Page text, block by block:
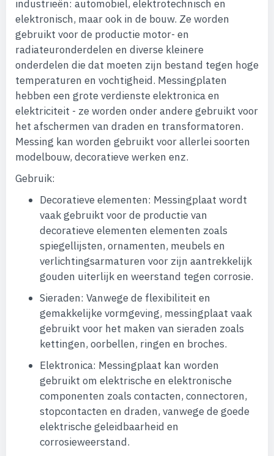
industrieën: automobiel, elektrotechnisch en
elektronisch, maar ook in de bouw. Ze worden
gebruikt voor de productie motor- en
radiateuronderdelen en diverse kleinere
onderdelen die dat moeten zijn bestand tegen hoge
temperaturen en vochtigheid. Messingplaten
hebben een grote verdienste elektronica en
elektriciteit - ze worden onder andere gebruikt voor
het afschermen van draden en transformatoren.
Messing kan worden gebruikt voor allerlei soorten
modelbouw, decoratieve werken enz.
Gebruik:
Decoratieve elementen: Messingplaat wordt
vaak gebruikt voor de productie van
decoratieve elementen elementen zoals
spiegellijsten, ornamenten, meubels en
verlichtingsarmaturen voor zijn aantrekkelijk
gouden uiterlijk en weerstand tegen corrosie.
Sieraden: Vanwege de flexibiliteit en
gemakkelijke vormgeving, messingplaat vaak
gebruikt voor het maken van sieraden zoals
kettingen, oorbellen, ringen en broches.
Elektronica: Messingplaat kan worden
gebruikt om elektrische en elektronische
componenten zoals contacten, connectoren,
stopcontacten en draden, vanwege de goede
elektrische geleidbaarheid en
corrosieweerstand.